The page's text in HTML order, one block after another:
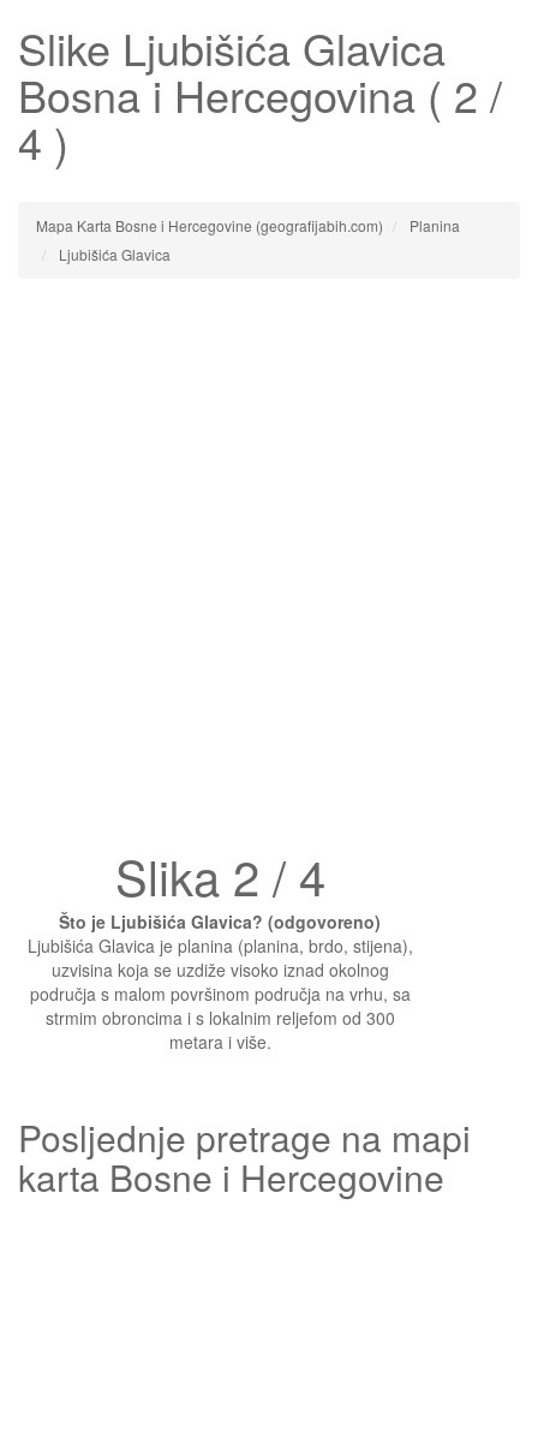
Slike Ljubišića Glavica
Bosna i Hercegovina ( 2 /
4 )
Mapa Karta Bosne i Hercegovine (geografijabih.com)
Planina
Ljubišića Glavica
Slika 2 / 4
Što je Ljubišića Glavica? (odgovoreno)
Ljubišića Glavica je planina (planina, brdo, stijena),
uzvisina koja se uzdiže visoko iznad okolnog
područja s malom površinom područja na vrhu, sa
strmim obroncima i s lokalnim reljefom od 300
metara i više.
Posljednje pretrage na mapi
karta Bosne i Hercegovine